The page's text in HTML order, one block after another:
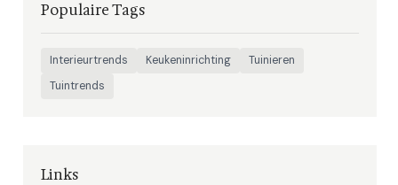
Populaire Tags
Interieurtrends Keukeninrichting
Tuinieren
Tuintrends
Links